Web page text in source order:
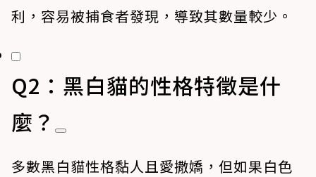
利，容易被捕食者發現，導致其數量較少。
Q2：黑白貓的性格特徵是什
麼？
多數黑白貓性格黏人且愛撒嬌，但如果白色